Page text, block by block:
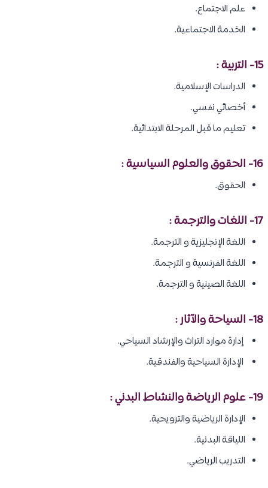
علم الاجتماع.
الخدمة الاجتماعية.
15- التربية :
الدراسات الإسلامية.
أخصائي نفسي.
تعليم ما قبل المرحلة الابتدائية.
16- الحقوق والعلوم السياسية :
الحقوق.
17- اللغات والترجمة :
اللغة الإنجليزية و الترجمة.
اللغة الفرنسية و الترجمة.
اللغة الصينية و الترجمة.
18- السياحة والآثار :
إدارة موارد التراث والإرشاد السياحي.
الإدارة السياحية والفندقية.
19- علوم الرياضة والنشاط البدني :
الإدارة الرياضية والترويحية.
اللياقة البدنية.
التدريب الرياضي.